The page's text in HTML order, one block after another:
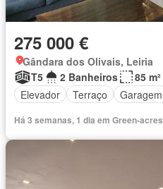
275 000 €
Gândara dos Olivais, Leiria
T5
2 Banheiros
85 m²
Elevador
Terraço Garagem
Há 3 semanas, 1 dia em Green-acres